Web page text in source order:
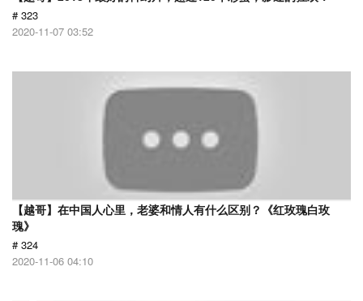
# 323
2020-11-07 03:52
【越哥】在中国人心里，老婆和情人有什么区别？《红玫瑰白玫
瑰》
# 324
2020-11-06 04:10